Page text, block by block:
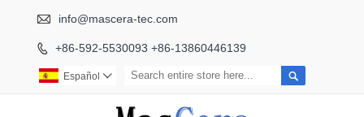
 info@mascera-tec.com
 +86-592-5530093 +86-13860446139

Español 